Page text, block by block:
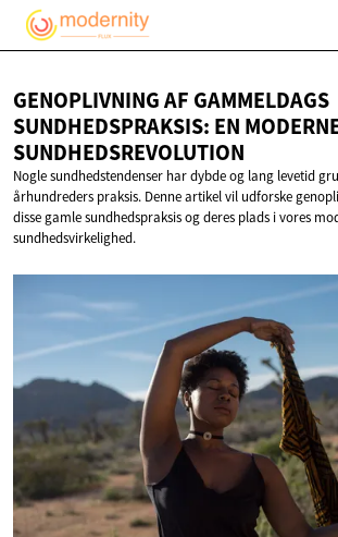
GENOPLIVNING AF GAMMELDAGS
SUNDHEDSPRAKSIS: EN
SUNDHEDSREVOLUTION
Nogle sundhedstendenser har dybde og lang levetid
århundreders praksis. Denne artikel vil udforske
disse gamle sundhedspraksis og deres plads i vores
sundhedsvirkelighed.